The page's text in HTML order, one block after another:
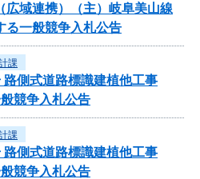
広域連携）（主）岐阜美山線
一般競争入札公告
課
路側式道路標識建植他工事
競争入札公告
課
路側式道路標識建植他工事
競争入札公告